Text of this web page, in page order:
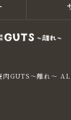
肉GUTS～離れ～